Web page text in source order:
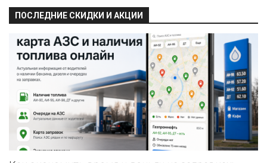
ПОСЛЕДНИЕ СКИДКИ И АКЦИИ